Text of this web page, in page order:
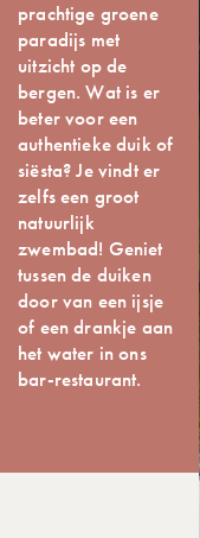
prachtige groene
paradijs met
uitzicht op de
bergen. Wat is er
beter voor een
authentieke duik of
siësta? Je vindt er
zelfs een groot
natuurlijk
zwembad! Geniet
tussen de duiken
door van een ijsje
of een drankje aan
het water in ons
bar-restaurant.